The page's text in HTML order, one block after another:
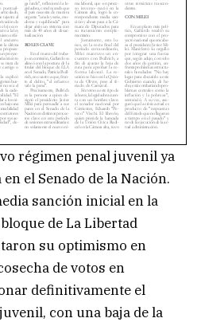
régimen penal juvenil ya
el Senado de la Nación.
sanción inicial en la
de La Libertad
su optimismo en
de votos en
definitivamente el
con una baja de la